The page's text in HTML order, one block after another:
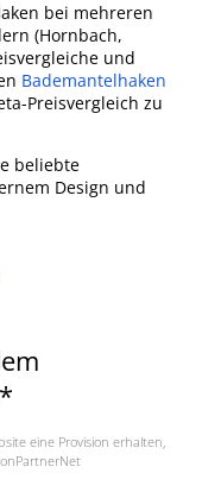
bei mehreren
(Hornbach,
und
Bademantelhaken
Preisvergleich zu
beliebte
Design und
eine Provision erhalten,